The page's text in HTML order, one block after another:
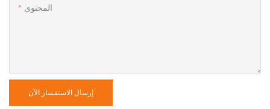
المحتوى
إرسال الاستفسار الآن